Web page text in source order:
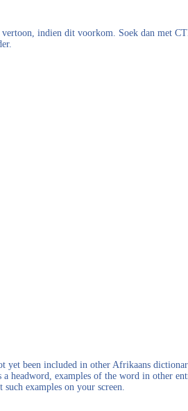
indien dit voorkom. Soek dan met
yet been included in other Afrikaans
headword, examples of the word in other
examples on your screen.